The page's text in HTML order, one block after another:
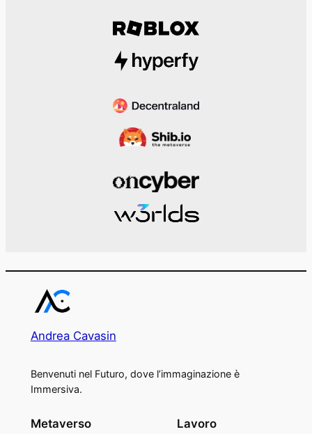
Andrea Cavasin
Benvenuti nel Futuro, dove l’immaginazione è
Immersiva.
Metaverso Lavoro